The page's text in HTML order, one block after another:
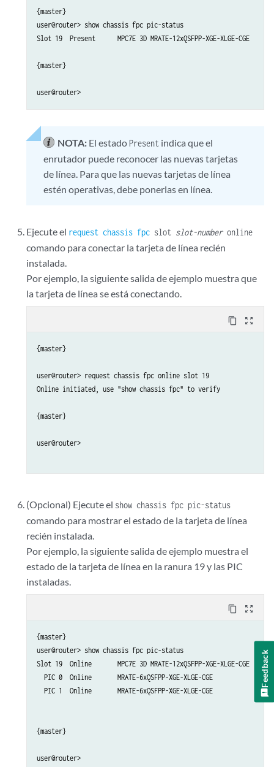
{master}
user@router> show chassis fpc pic-status
Slot 19  Present      MPC7E 3D MRATE-12xQSFPP-XGE-XLGE-CGE
{master}
NOTA: El estadoPresent indica que el
enrutador puede reconocer las nuevas tarjetas
de línea. Para que las nuevas tarjetas de línea
estén operativas, debe ponerlas en línea.
Ejecute el request chassis fpc slot slot-numberonline
comando para conectar la tarjeta de línea recién
instalada.
Por ejemplo, la siguiente salida de ejemplo muestra que
la tarjeta de línea se está conectando.
content_copy zoom_out_map
{master}
user@router> request chassis fpc online slot 19
Online initiated, use "show chassis fpc" to verify
{master}
user@router>
(Opcional) Ejecute el show chassis fpc pic-status
comando para mostrar el estado de la tarjeta de línea
recién instalada.
Por ejemplo, la siguiente salida de ejemplo muestra el
estado de la tarjeta de línea en la ranura 19 y las PIC
instaladas.
content_copy zoom_out_map
{master}
user@router> show chassis fpc pic-status
Slot 19  Online       MPC7E 3D MRATE-12xQSFPP-XGE-XLGE-CGE
  PIC 0  Online       MRATE-6xQSFPP-XGE-XLGE-CGE
  PIC 1  Online       MRATE-6xQSFPP-XGE-XLGE-CGE
{master}
user@router>
Feedback